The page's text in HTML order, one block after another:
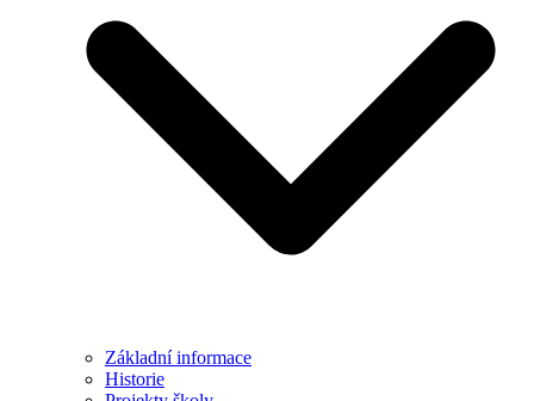
Základní informace
Historie